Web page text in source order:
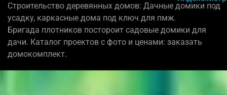
Строительство деревянных домов: Дачные домики под
усадку, каркасные дома под ключ для пмж.
Бригада плотников постороит садовые домики для
дачи. Каталог проектов с фото и ценами: заказать
домокомплект.